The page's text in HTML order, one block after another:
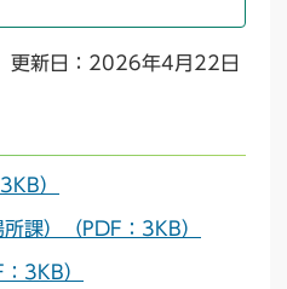
更新日：2026年4月22日
）
課）（PDF：3KB）
3KB）